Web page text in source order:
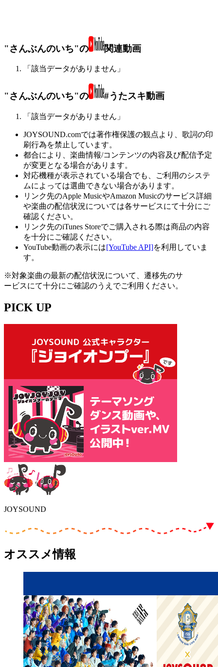
"さんぶんのいち"の 関連動画
「該当データがありません」
"さんぶんのいち"の #うたスキ動画
「該当データがありません」
JOYSOUND.comでは著作権保護の観点より、歌詞の印
刷行為を禁止しています。
都合により、楽曲情報/コンテンツの内容及び配信予定
が変更となる場合があります。
対応機種が表示されている場合でも、ご利用のシステ
ムによっては選曲できない場合があります。
リンク先のApple MusicやAmazon Musicのサービス詳細
や楽曲の配信状況については各サービスにて十分にご
確認ください。
リンク先のiTunes Storeでご購入される際は商品の内容
を十分にご確認ください。
YouTube動画の表示には[YouTube API]を利用していま
す。
※対象楽曲の最新の配信状況について、遷移先のサ
ービスにて十分にご確認のうえでご利用ください。
PICK UP
JOYSOUND
オススメ情報